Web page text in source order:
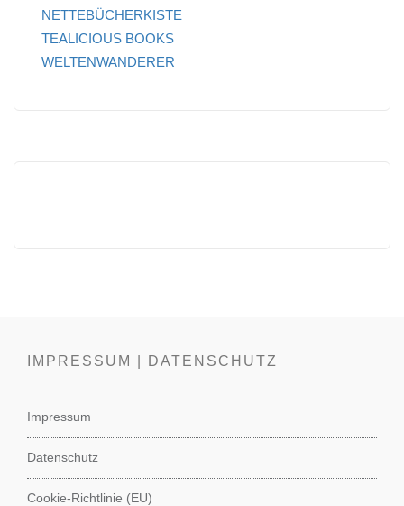
NETTEBÜCHERKISTE
TEALICIOUS BOOKS
WELTENWANDERER
IMPRESSUM | DATENSCHUTZ
Impressum
Datenschutz
Cookie-Richtlinie (EU)